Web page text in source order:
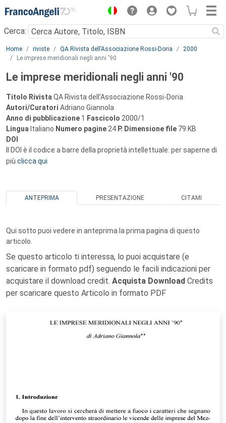
Menu
Cerca:
Main content
Home riviste QA Rivista dell’Associazione Rossi-Doria
2000
Le imprese meridionali negli anni '90
Le imprese meridionali negli anni '90
Titolo Rivista QA Rivista dell’Associazione Rossi-Doria
Autori/Curatori Adriano Giannola
Anno di pubblicazione 1 Fascicolo 2000/1
Lingua Italiano Numero pagine 24 P. Dimensione file 79 KB
DOI
Il DOI è il codice a barre della proprietà intellettuale: per saperne di
più clicca qui
ANTEPRIMA PRESENTAZIONE CITAMI
Qui sotto puoi vedere in anteprima la prima pagina di questo
articolo.
Se questo articolo ti interessa, lo puoi acquistare (e
scaricare in formato pdf) seguendo le facili indicazioni per
acquistare il download credit. Acquista Download Credits
per scaricare questo Articolo in formato PDF